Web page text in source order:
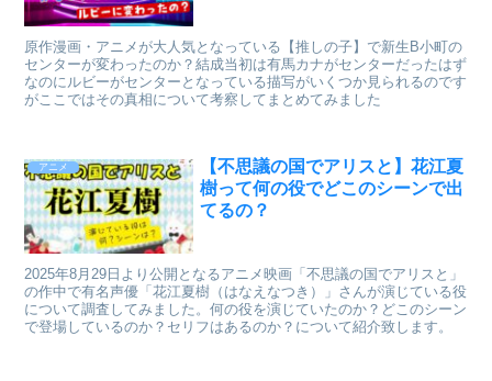
原作漫画・アニメが大人気となっている【推しの子】で新生B小町の
センターが変わったのか？結成当初は有馬カナがセンターだったはず
なのにルビーがセンターとなっている描写がいくつか見られるのです
がここではその真相について考察してまとめてみました
アニメ
【不思議の国でアリスと】花江夏
樹って何の役でどこのシーンで出
てるの？
2025年8月29日より公開となるアニメ映画「不思議の国でアリスと」
の作中で有名声優「花江夏樹（はなえなつき）」さんが演じている役
について調査してみました。何の役を演じていたのか？どこのシーン
で登場しているのか？セリフはあるのか？について紹介致します。